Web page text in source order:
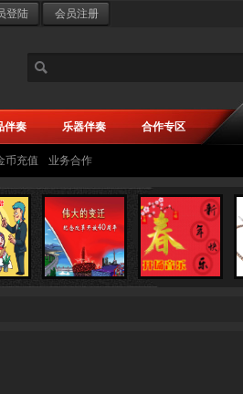
伴奏 乐器伴奏 合作专区
币充值 业务合作